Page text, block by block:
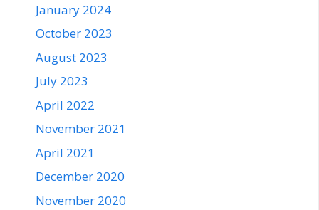
January 2024
October 2023
August 2023
July 2023
April 2022
November 2021
April 2021
December 2020
November 2020